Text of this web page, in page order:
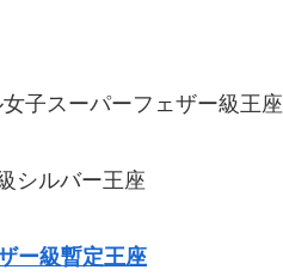
子スーパーフェザー級王座
シルバー王座
ー級暫定王座